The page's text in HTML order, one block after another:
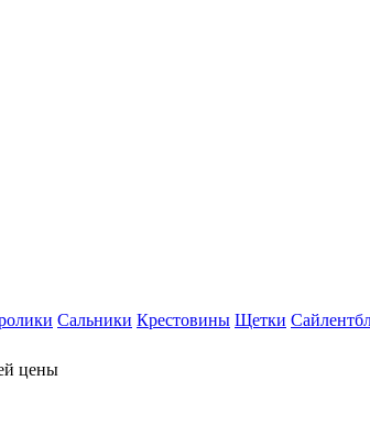
Сальники Крестовины Щетки
цены